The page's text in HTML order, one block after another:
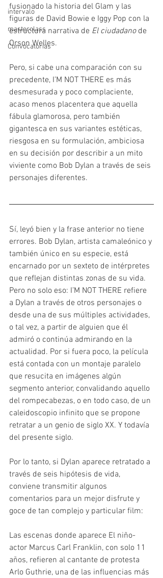
intervalo
masterclass
Convocatorias
fusionado la historia del Glam y las
figuras de David Bowie e Iggy Pop con la
estructura narrativa de El ciudadano de
Orson Welles.
Pero, si cabe una comparación con su
precedente, I’M NOT THERE es más
desmesurada y poco complaciente,
acaso menos placentera que aquella
fábula glamorosa, pero también
gigantesca en sus variantes estéticas,
riesgosa en su formulación, ambiciosa
en su decisión por describir a un mito
viviente como Bob Dylan a través de seis
personajes diferentes.
Sí, leyó bien y la frase anterior no tiene
errores. Bob Dylan, artista camaleónico y
también único en su especie, está
encarnado por un sexteto de intérpretes
que reflejan distintas zonas de su vida.
Pero no solo eso: I’M NOT THERE refiere
a Dylan a través de otros personajes o
desde una de sus múltiples actividades,
o tal vez, a partir de alguien que él
admiró o continúa admirando en la
actualidad. Por si fuera poco, la película
está contada con un montaje paralelo
que resucita en imágenes algún
segmento anterior, convalidando aquello
del rompecabezas, o en todo caso, de un
caleidoscopio infinito que se propone
retratar a un genio de siglo XX. Y todavía
del presente siglo.
Por lo tanto, si Dylan aparece retratado a
través de seis hipótesis de vida,
conviene transmitir algunos
comentarios para un mejor disfrute y
goce de tan complejo y particular film:
Las escenas donde aparece El niño-
actor Marcus Carl Franklin, con solo 11
años, refieren al cantante de protesta
Arlo Guthrie, una de las influencias más